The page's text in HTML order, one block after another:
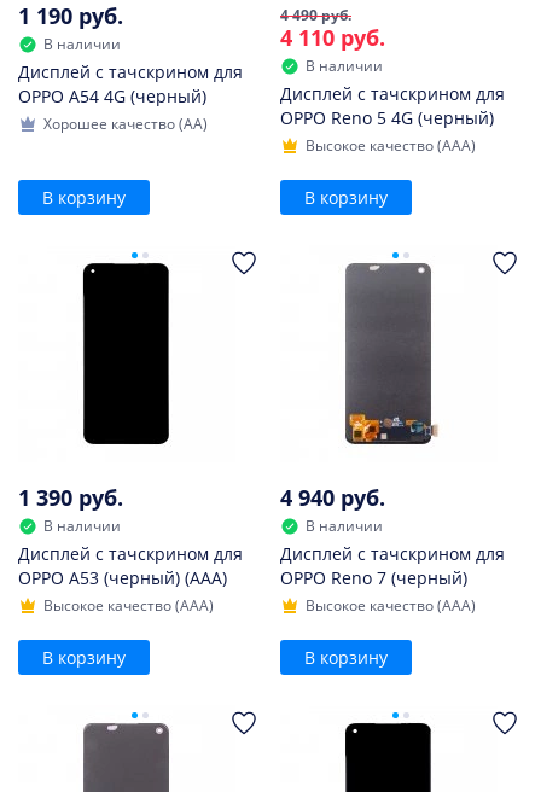
1 190 руб.
В наличии
Дисплей с тачскрином для
OPPO A54 4G (черный)
Хорошее качество (AA)
В корзину
4 490 руб.
4 110 руб.
В наличии
Дисплей с тачскрином для
OPPO Reno 5 4G (черный)
Высокое качество (AAA)
В корзину
1 390 руб.
В наличии
Дисплей с тачскрином для
OPPO A53 (черный) (AAA)
Высокое качество (AAA)
В корзину
4 940 руб.
В наличии
Дисплей с тачскрином для
OPPO Reno 7 (черный)
Высокое качество (AAA)
В корзину